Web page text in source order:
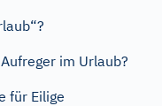
im Urlaub?
für Eilige